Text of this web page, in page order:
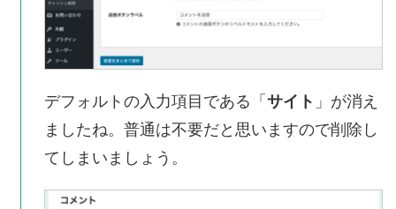
デフォルトの入力項目である「サイト 」が消え
ましたね。普通は不要だと思いますので削除し
てしまいましょう。